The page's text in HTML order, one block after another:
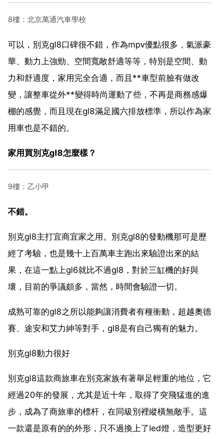
8樓：北京萬通汽車學校
可以，別克gl8口碑很不錯，作為mpv優點很多，氣派豪
華、動力上強勁、空間寬敞舒適等等，特別是空間、動
力和舒適度，家用完全合適，而且**車型前臉有做改
變，讓整車從外**變得時尚運動了些，不再是商務感爆
棚的感覺，而且現在gl8滿足國六排放標準，所以作為家
用車也是不錯的。
家用買別克gl8怎麼樣？
9樓：乙小甲
不錯。
別克gl8主打宜商宜家之用。別克gl8的發動機那可是歷
經了考驗，也是幾十上百萬車主跑出來驗證出來的結
果，在這一點上gl6就比不過gl8，對於三缸機的好與
壞，目前的爭議頗多，當然，時間會驗證一切。
成熟可靠的gl8之所以能夠讓消費者有種衝動，超越奧德
賽、途安和艾力紳等對手，gl8是有自己獨有的魅力。
別克gl8動力很好
別克gl8這款商旅車在別克家族有著舉足輕重的地位，它
經過20年的發展，尤其是近十年，取得了突飛猛進的進
步，成為了商旅車的標杆，在同級別裡縱橫無敵手。這
一款還是原有的的外形，只不過換上了led燈，造型更好